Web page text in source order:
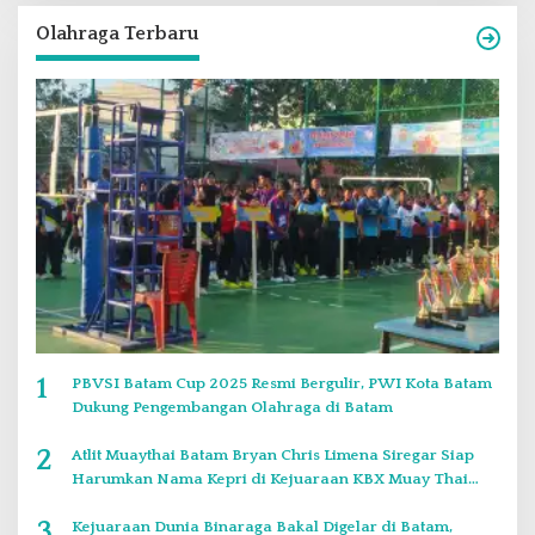
Olahraga Terbaru
1
PBVSI Batam Cup 2025 Resmi Bergulir, PWI Kota Batam
Dukung Pengembangan Olahraga di Batam
2
Atlit Muaythai Batam Bryan Chris Limena Siregar Siap
Harumkan Nama Kepri di Kejuaraan KBX Muay Thai
Kejuaraan Dunia Binaraga Bakal Digelar di Batam,